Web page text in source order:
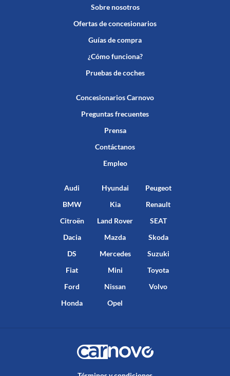
Sobre nosotros
Ofertas de concesionarios
Guías de compra
¿Cómo funciona?
Pruebas de coches
Concesionarios Carnovo
Preguntas frecuentes
Prensa
Contáctanos
Empleo
Audi
BMW
Citroën
Dacia
DS
Fiat
Ford
Honda
Hyundai
Kia
Land Rover
Mazda
Mercedes
Mini
Nissan
Opel
Peugeot
Renault
SEAT
Skoda
Suzuki
Toyota
Volvo